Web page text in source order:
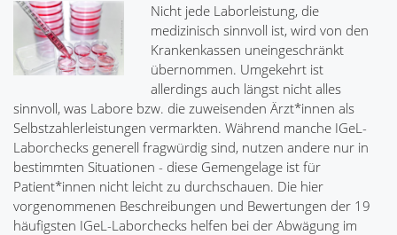
Nicht jede Laborleistung, die
medizinisch sinnvoll ist, wird von den
Krankenkassen uneingeschränkt
übernommen. Umgekehrt ist
allerdings auch längst nicht alles
sinnvoll, was Labore bzw. die zuweisenden Ärzt*innen als
Selbstzahlerleistungen vermarkten. Während manche IGeL-
Laborchecks generell fragwürdig sind, nutzen andere nur in
bestimmten Situationen - diese Gemengelage ist für
Patient*innen nicht leicht zu durchschauen. Die hier
vorgenommenen Beschreibungen und Bewertungen der 19
häufigsten IGeL-Laborchecks helfen bei der Abwägung im